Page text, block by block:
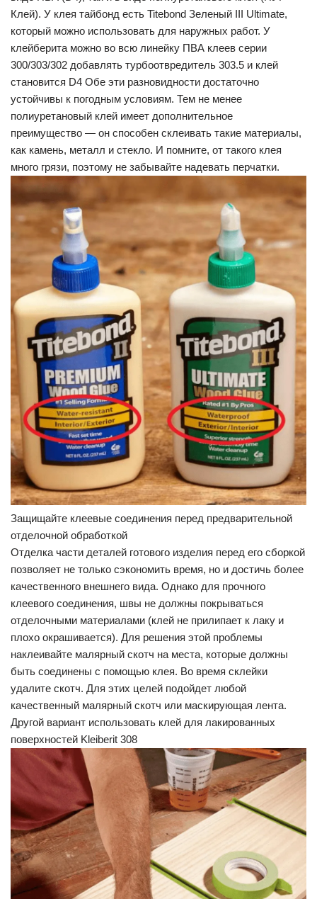
Клей). У клея тайбонд есть Titebond Зеленый III Ultimate,
который можно использовать для наружных работ. У
клейберита можно во всю линейку ПВА клеев серии
300/303/302 добавлять турбоотвредитель 303.5 и клей
становится D4 Обе эти разновидности достаточно
устойчивы к погодным условиям. Тем не менее
полиуретановый клей имеет дополнительное
преимущество — он способен склеивать такие материалы,
как камень, металл и стекло. И помните, от такого клея
много грязи, поэтому не забывайте надевать перчатки.
Защищайте клеевые соединения перед предварительной
отделочной обработкой
Отделка части деталей готового изделия перед его сборкой
позволяет не только сэкономить время, но и достичь более
качественного внешнего вида. Однако для прочного
клеевого соединения, швы не должны покрываться
отделочными материалами (клей не прилипает к лаку и
плохо окрашивается). Для решения этой проблемы
наклеивайте малярный скотч на места, которые должны
быть соединены с помощью клея. Во время склейки
удалите скотч. Для этих целей подойдет любой
качественный малярный скотч или маскирующая лента.
Другой вариант использовать клей для лакированных
поверхностей Kleiberit 308